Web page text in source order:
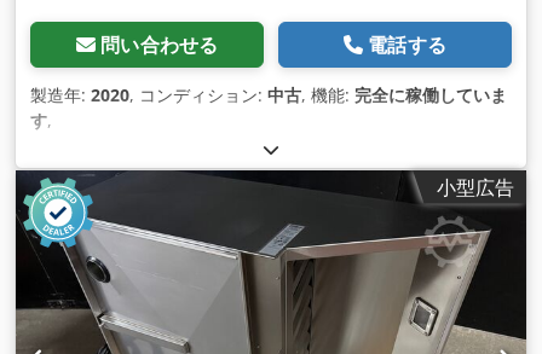
問い合わせる 電話する
製造年: 2020, コンディション: 中古, 機能: 完全に稼働していま
す,
小型広告